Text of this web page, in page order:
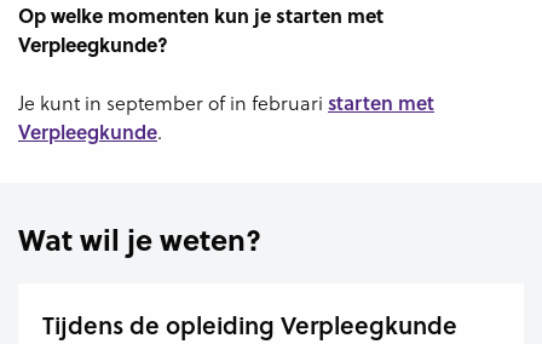
Op welke momenten kun je starten met
Verpleegkunde?
Je kunt in september of in februari starten met
Verpleegkunde.
Wat wil je weten?
Tijdens de opleiding Verpleegkunde